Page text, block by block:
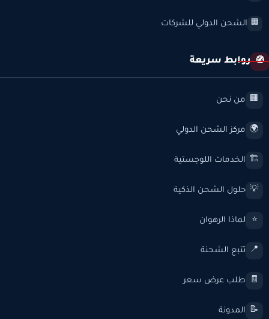
🏢 الشحن الدولي للشركات
🧭 روابط سريعة
🏢 من نحن
🌍 مركز الشحن الدولي
🏗️ الخدمات اللوجستية
💡 حلول الشحن الذكية
⭐ لماذا الرهوان
📍 تتبع الشحنة
🧾 طلب عرض سعر
📝 المدونة